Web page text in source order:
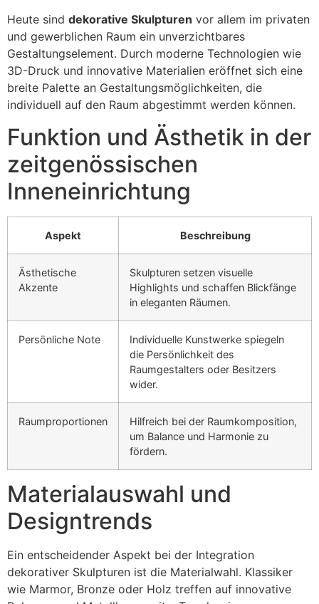
Heute sind dekorative Skulpturen vor allem im privaten
und gewerblichen Raum ein unverzichtbares
Gestaltungselement. Durch moderne Technologien wie
3D-Druck und innovative Materialien eröffnet sich eine
breite Palette an Gestaltungsmöglichkeiten, die
individuell auf den Raum abgestimmt werden können.
Funktion und Ästhetik in der
zeitgenössischen
Inneneinrichtung
Aspekt Beschreibung
Ästhetische
Akzente
Skulpturen setzen visuelle
Highlights und schaffen Blickfänge
in eleganten Räumen.
Persönliche Note
Individuelle Kunstwerke spiegeln
die Persönlichkeit des
Raumgestalters oder Besitzers
wider.
Raumproportionen
Hilfreich bei der Raumkomposition,
um Balance und Harmonie zu
fördern.
Materialauswahl und
Designtrends
Ein entscheidender Aspekt bei der Integration
dekorativer Skulpturen ist die Materialwahl. Klassiker
wie Marmor, Bronze oder Holz treffen auf innovative